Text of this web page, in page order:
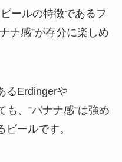
ールの特徴であるフ
ナ感”が存分に楽しめ
るErdingerや
、”バナナ感”は強め
ールです。